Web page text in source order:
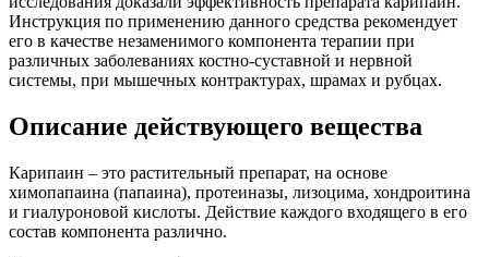
Инструкция по применению данного средства рекомендует
его в качестве незаменимого компонента терапии при
различных заболеваниях костно-суставной и нервной
системы, при мышечных контрактурах, шрамах и рубцах.
Описание действующего вещества
Карипаин – это растительный препарат, на основе
химопапаина (папаина), протеиназы, лизоцима, хондроитина
и гиалуроновой кислоты. Действие каждого входящего в его
состав компонента различно.